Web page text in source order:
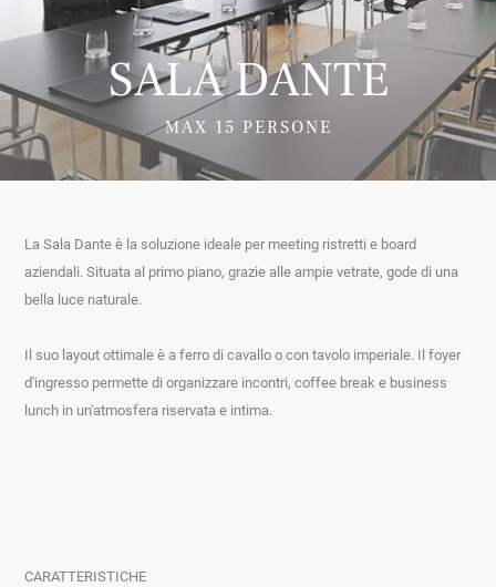
SALA DANTE
MAX 15 PERSONE
La Sala Dante è la soluzione ideale per meeting ristretti e board
aziendali. Situata al primo piano, grazie alle ampie vetrate, gode di una
bella luce naturale.
Il suo layout ottimale è a ferro di cavallo o con tavolo imperiale. Il foyer
d'ingresso permette di organizzare incontri, coffee break e business
lunch in un'atmosfera riservata e intima.
CARATTERISTICHE